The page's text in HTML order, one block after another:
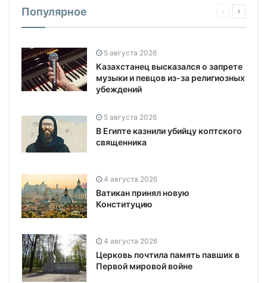
Популярное
5 августа 2026
Казахстанец высказался о запрете
музыки и певцов из-за религиозных
убеждений
5 августа 2026
В Египте казнили убийцу коптского
священника
4 августа 2026
Ватикан принял новую
Конституцию
4 августа 2026
Церковь почтила память павших в
Первой мировой войне